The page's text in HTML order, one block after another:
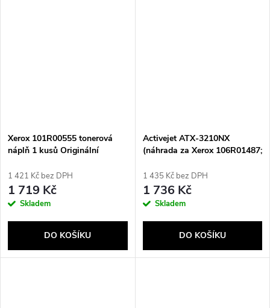
Xerox 101R00555 tonerová
náplň 1 kusů Originální
1 421 Kč bez DPH
1 719 Kč
Skladem
DO KOŠÍKU
Activejet ATX-3210NX
(náhrada za Xerox 106R01487;
1 435 Kč bez DPH
1 736 Kč
Skladem
DO KOŠÍKU